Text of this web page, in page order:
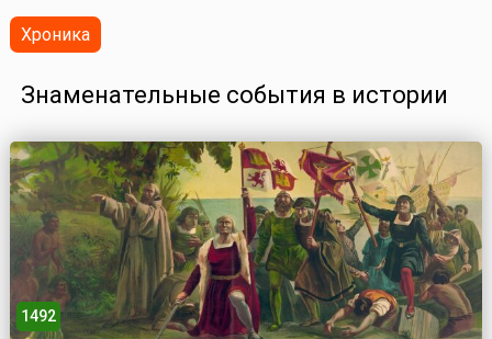
Хроника
Знаменательные события в истории
1492